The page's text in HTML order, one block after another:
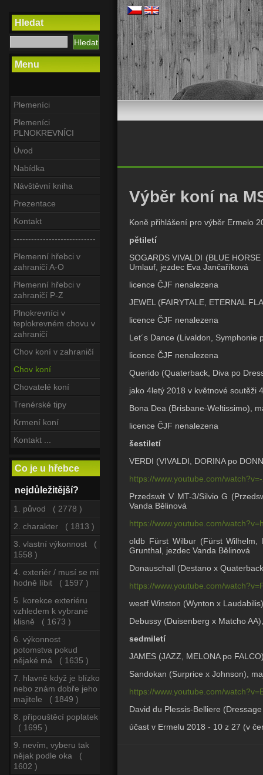
Hledat
Menu
Plemeníci
Plemeníci
PLNOKREVNÍCI
Úvod
Nabídka
Návštěvní kniha
Prezentace
Kontakt
----------------------------
Plemenní hřebci v
zahraničí A-O
Plemenní hřebci v
zahraničí P-Z
Plnokrevníci v
teplokrevném chovu v
zahraničí
Chov koní v zahraničí
Chov koní
Chovatelé koní
Trenérské tipy
Krmení koní
Kontakt ...
Co je u hřebce
nejdůležitější?
1. původ ( 2778 )
2. charakter ( 1813 )
3. vlastní výkonnost (
1558 )
4. exteriér / musí se mi
hodně líbit ( 1597 )
5. korekce exteriéru
vzhledem k vybrané
klisně ( 1673 )
6. výkonnost
potomstva pokud
nějaké má ( 1635 )
7. hlavně když je blízko
nebo znám dobře jeho
majitele ( 1849 )
8. připouštěcí poplatek
( 1695 )
9. nevím, vyberu tak
nějak podle oka (
1602 )
Výběr koní na
Koně přihlášení pro výběr Ermelo
pětiletí
SOGARDS VIVALDI (BLUE
Umlauf, jezdec Eva Jančaříková
licence ČJF nenalezena
JEWEL (FAIRYTALE, ETERNAL
licence ČJF nenalezena
Let´s Dance (Livaldon,
licence ČJF nenalezena
Querido (Quaterback, Diva po
jako 4letý 2018 v květnové soutěži
Bona Dea (Brisbane-Weltissimo),
licence ČJF nenalezena
šestiletí
VERDI (VIVALDI, DORINA po
https://www.youtube.com/
Przedswit V MT-3/Silvio G
Vanda Bělinová
https://www.youtube.com/
oldb Fürst Wilbur (Fürst Wilhelm,
Grunthal, jezdec Vanda Bělinová
Donauschall (Destano x
https://www.youtube.com/
westf Winston (Wynton x
Debussy (Duisenberg x Matcho
sedmiletí
JAMES (JAZZ, MELONA po
Sandokan (Surprice x Johnson),
https://www.youtube.com/
David du Plessis-Belliere
účast v Ermelu 2018 - 10 z 27 (v